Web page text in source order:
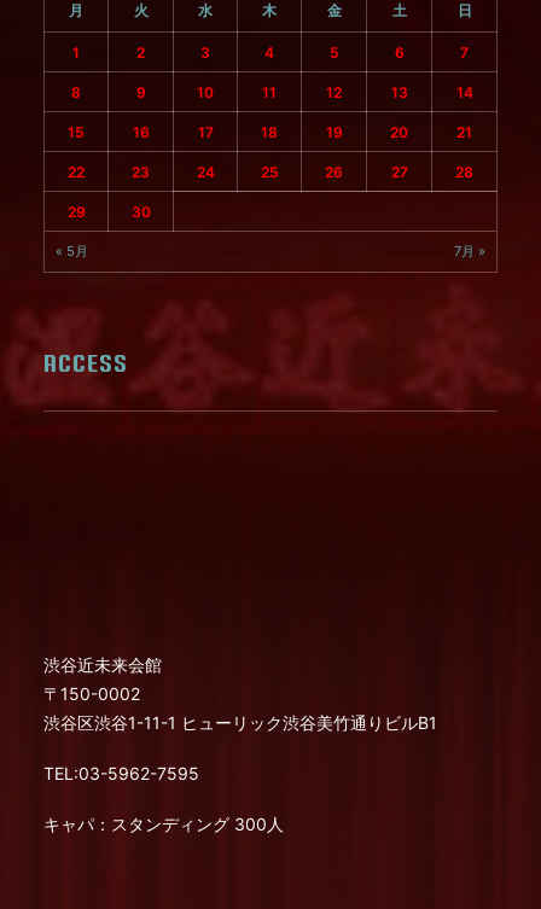
月 火 水 木 金 土 日
1 2 3 4 5 6 7
8 9 10 11 12 13 14
15 16 17 18 19 20 21
22 23 24 25 26 27 28
29 30
« 5月 7月 »
ACCESS
渋谷近未来会館
〒150-0002
渋谷区渋谷1-11-1 ヒューリック渋谷美竹通りビルB1
TEL:03-5962-7595
キャパ：スタンディング 300人